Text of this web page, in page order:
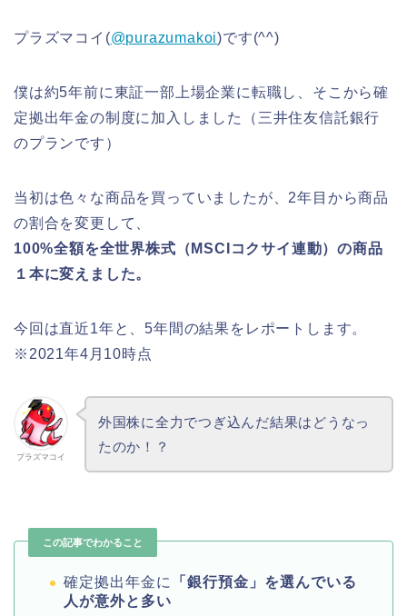
プラズマコイ(@purazumakoi)です(^^)
僕は約5年前に東証一部上場企業に転職し、そこから確
定拠出年金の制度に加入しました（三井住友信託銀行
のプランです）
当初は色々な商品を買っていましたが、2年目から商品
の割合を変更して、
100%全額を全世界株式（MSCIコクサイ連動）の商品
１本に変えました。
今回は直近1年と、5年間の結果をレポートします。
※2021年4月10時点
プラズマコイ
外国株に全力でつぎ込んだ結果はどうなっ
たのか！？
この記事でわかること
確定拠出年金に
「銀行預金」を選んでいる
人が意外と多い